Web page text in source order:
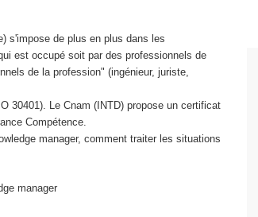
s'impose de plus en plus dans les
est occupé soit par des professionnels de
de la profession" (ingénieur, juriste,
30401). Le Cnam (INTD) propose un certificat
Compétence.
manager, comment traiter les situations
manager